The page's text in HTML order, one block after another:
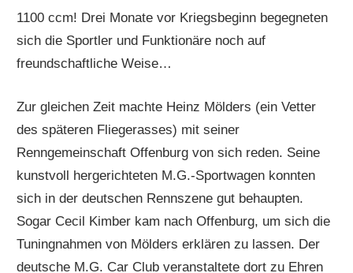
1100 ccm! Drei Monate vor Kriegsbeginn begegneten
sich die Sportler und Funktionäre noch auf
freundschaftliche Weise…
Zur gleichen Zeit machte Heinz Mölders (ein Vetter
des späteren Fliegerasses) mit seiner
Renngemeinschaft Offenburg von sich reden. Seine
kunstvoll hergerichteten M.G.-Sportwagen konnten
sich in der deutschen Rennszene gut behaupten.
Sogar Cecil Kimber kam nach Offenburg, um sich die
Tuningnahmen von Mölders erklären zu lassen. Der
deutsche M.G. Car Club veranstaltete dort zu Ehren